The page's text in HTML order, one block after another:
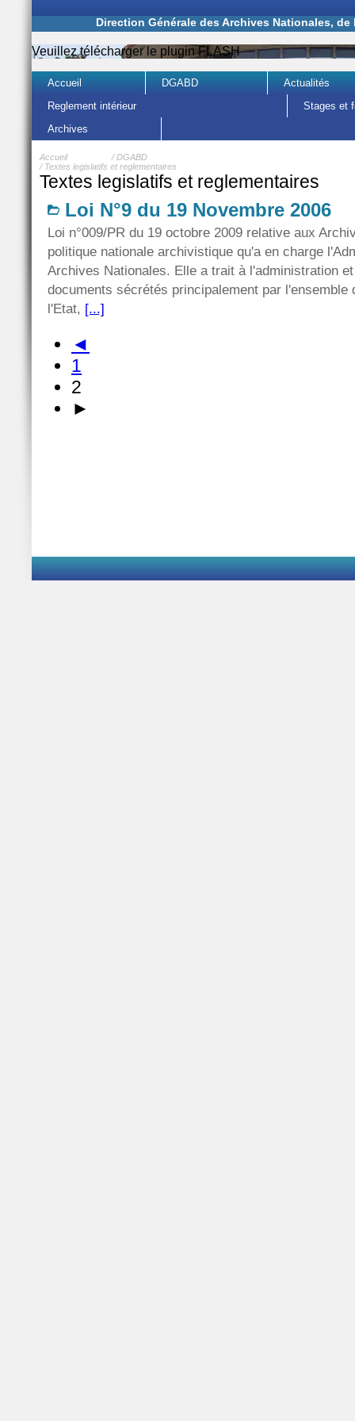
Direction Générale des Archives Nationales,
Veuillez télécharger le plugin FLASH
Accueil DGABD
Actualités
Reglement intérieur
Stages et
Archives
Accueil /DGABD
/ Textes legislatifs et reglementaires
Textes legislatifs et reglementaires
Loi N°9 du 19 Novembre 2006
Loi n°009/PR du 19 octobre 2009 relative aux
politique nationale archivistique qu'a en charge
Archives Nationales. Elle a trait à l'administration
documents sécrétés principalement par l'ensemble
l'Etat, [...]
◄
1
2
►